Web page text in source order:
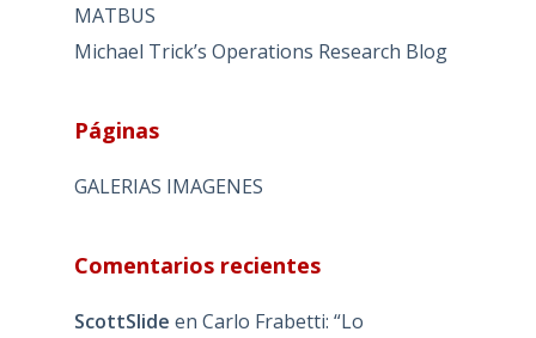
MATBUS
Michael Trick’s Operations Research Blog
Páginas
GALERIAS IMAGENES
Comentarios recientes
ScottSlide en Carlo Frabetti: “Lo